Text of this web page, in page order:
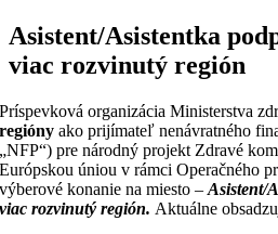
Asistent/Asistentka
viac rozvinutý región
Príspevková organizácia Ministerstva
regiónyako prijímateľ nenávratného
„NFP“) pre národný projekt Zdravé
Európskou úniou v rámci Operačného
výberové konanie na miesto –Asistent/
viac rozvinutý región. Aktuálne